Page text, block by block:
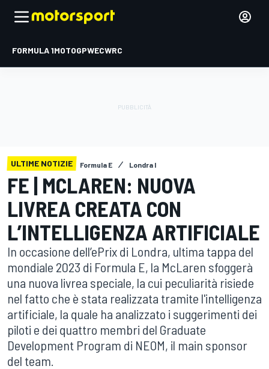
FORMULA 1MOTOGPWECWRC
ULTIME NOTIZIE Formula E Londra I
FE | MCLAREN: NUOVA
LIVREA CREATA CON
L’INTELLIGENZA ARTIFICIALE
In occasione dell’ePrix di Londra, ultima tappa del
mondiale 2023 di Formula E, la McLaren sfoggerà
una nuova livrea speciale, la cui peculiarità risiede
nel fatto che è stata realizzata tramite l'intelligenza
artificiale, la quale ha analizzato i suggerimenti dei
piloti e dei quattro membri del Graduate
Development Program di NEOM, il main sponsor
del team.